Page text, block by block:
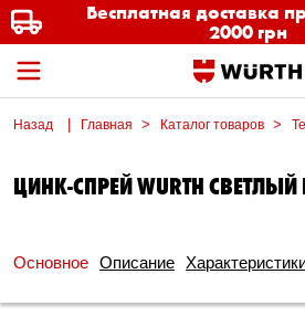
Бесплатная доставка
2000 грн
Назад Главная Каталог товаров
ЦИНК-СПРЕЙ WURTH СВЕТЛЫЙ
Основное Описание